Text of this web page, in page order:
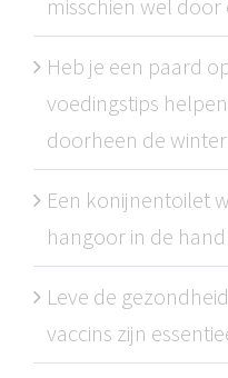
misschien wel
Heb je een paard
voedingstips
doorheen de winter
Een konijnentoilet
hangoor in de hand
Leve de
vaccins zijn